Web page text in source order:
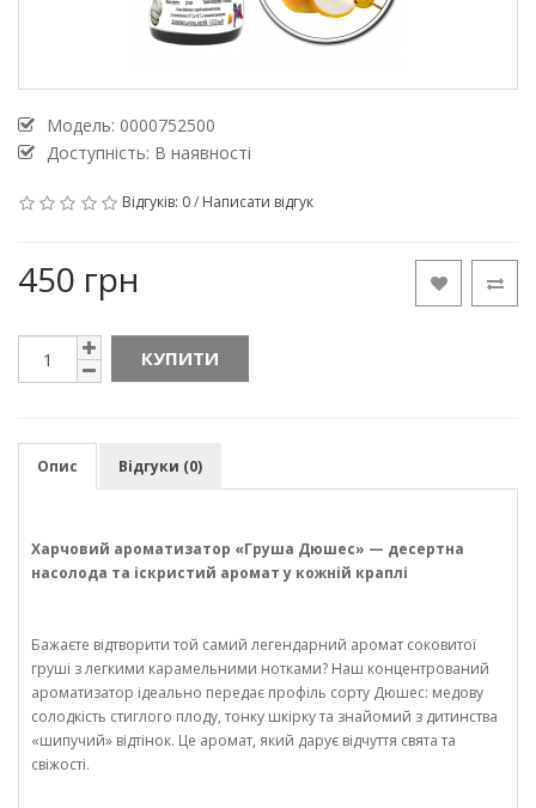
Модель: 0000752500
Доступність: В наявності
Відгуків: 0/ Написати відгук
450 грн
КУПИТИ
Опис Відгуки (0)
Харчовий ароматизатор «Груша Дюшес» — десертна
насолода та іскристий аромат у кожній краплі
Бажаєте відтворити той самий легендарний аромат соковитої
груші з легкими карамельними нотками? Наш концентрований
ароматизатор ідеально передає профіль сорту Дюшес: медову
солодкість стиглого плоду, тонку шкірку та знайомий з дитинства
«шипучий» відтінок. Це аромат, який дарує відчуття свята та
свіжості.